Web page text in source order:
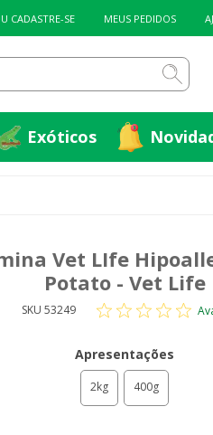
CADASTRE-SE MEUS PEDIDOS
Exóticos
Exóticos
Vet LIfe
Potato - Vet Life
SKU 53249
Apresentações
2kg 400g